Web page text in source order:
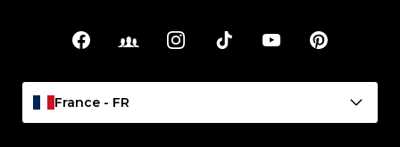
Liens sociaux
FacebookFacebook Groups
InstagramTikTok YouTubePinterest
France - FR